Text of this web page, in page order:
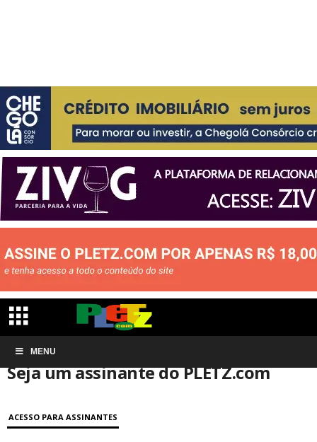
MENU
Início Conta de associação
Seja um assinante do PLETZ.com
ACESSO PARA ASSINANTES